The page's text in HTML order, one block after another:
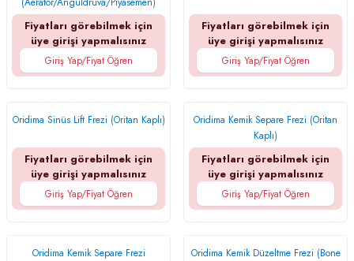
Fiyatları görebilmek için
üye girişi yapmalısınız
Giriş Yap/Fiyat Öğren
Fiyatları görebilmek için
üye girişi yapmalısınız
Giriş Yap/Fiyat Öğren
Oridima Sinüs Lift Frezi (Oritan Kaplı)
Fiyatları görebilmek için
üye girişi yapmalısınız
Giriş Yap/Fiyat Öğren
Oridima Kemik Separe Frezi (Oritan
Kaplı)
Fiyatları görebilmek için
üye girişi yapmalısınız
Giriş Yap/Fiyat Öğren
Oridima Kemik Separe Frezi
Oridima Kemik Düzeltme Frezi (Bone